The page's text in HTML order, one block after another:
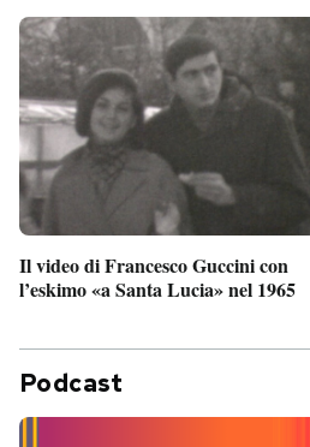
Il video di Francesco Guccini con
l’eskimo «a Santa Lucia» nel 1965
Podcast